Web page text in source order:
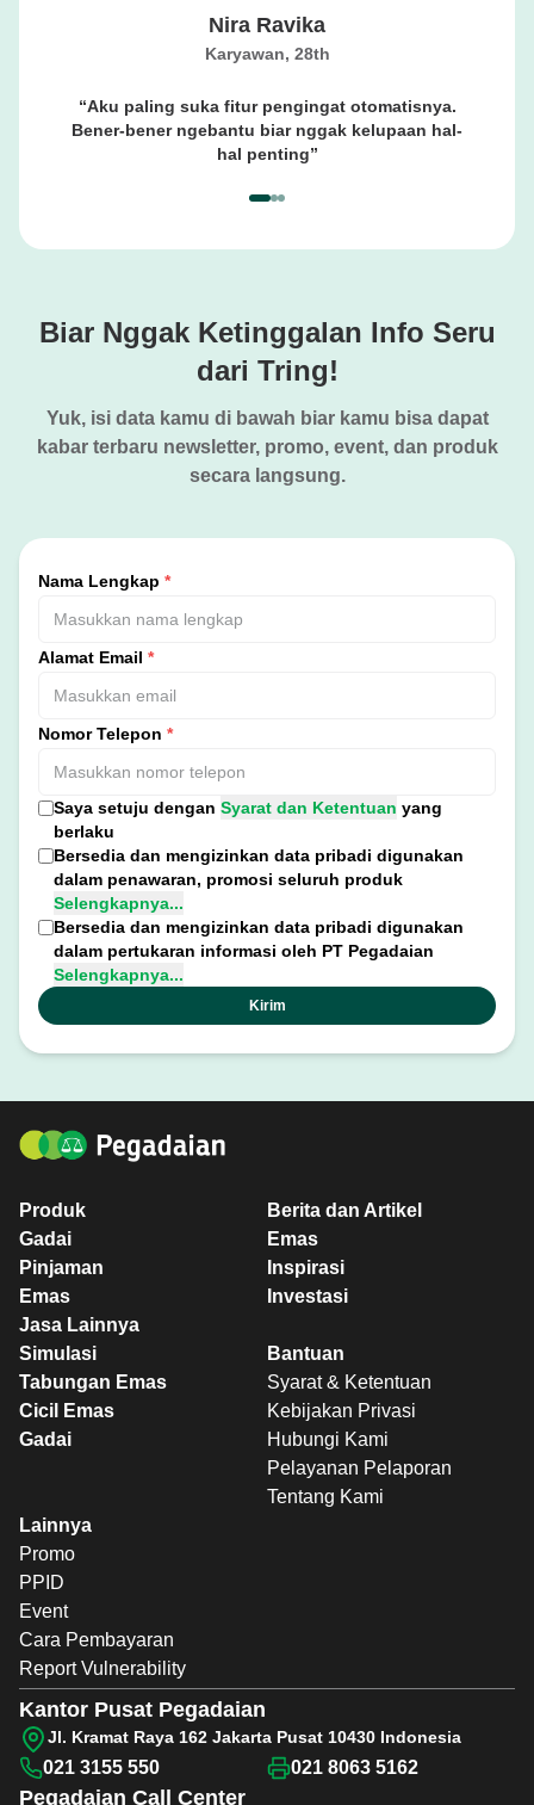
Nira Ravika
Karyawan, 28th
Aku paling suka fitur pengingat otomatisnya.
Bener-bener ngebantu biar nggak kelupaan hal-
hal penting
Biar Nggak Ketinggalan Info Seru
dari Tring!
Yuk, isi data kamu di bawah biar kamu bisa dapat
kabar terbaru newsletter, promo, event, dan produk
secara langsung.
Nama Lengkap *
Alamat Email *
Nomor Telepon *
Saya setuju dengan Syarat dan Ketentuan yang
berlaku
Bersedia dan mengizinkan data pribadi digunakan
dalam penawaran, promosi seluruh produk
Selengkapnya...
Bersedia dan mengizinkan data pribadi digunakan
dalam pertukaran informasi oleh PT Pegadaian
Selengkapnya...
Kirim
Produk
Gadai
Pinjaman
Emas
Jasa Lainnya
Berita dan Artikel
Emas
Inspirasi
Investasi
Simulasi
Tabungan Emas
Cicil Emas
Gadai
Bantuan
Syarat & Ketentuan
Kebijakan Privasi
Hubungi Kami
Pelayanan Pelaporan
Tentang Kami
Lainnya
Promo
PPID
Event
Cara Pembayaran
Report Vulnerability
Pegadaian Call Center
Kantor Pusat Pegadaian
Jl. Kramat Raya 162 Jakarta Pusat 10430 Indonesia
021 3155 550 021 8063 5162